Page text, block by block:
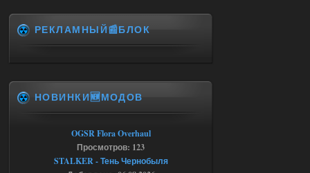
Доступно только для пользователей
Спавнер + Правки + Античит - Dead
City Final
Michman1970
Что то не работает спавнер,
все устанавливал по
РЕКЛАМНЫЙ📰БЛОК
НОВИНКИ🆕МОДОВ
OGSR Flora Overhaul
Просмотров: 123
STALKER - Тень Чернобыля